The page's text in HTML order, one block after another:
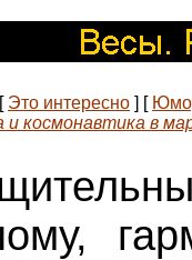
[ Это интересно ] [
и космонавтика в